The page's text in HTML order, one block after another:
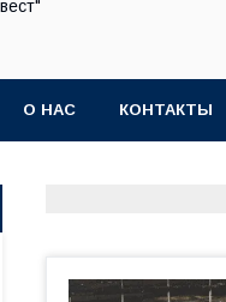
О НАС КОНТАКТЫ